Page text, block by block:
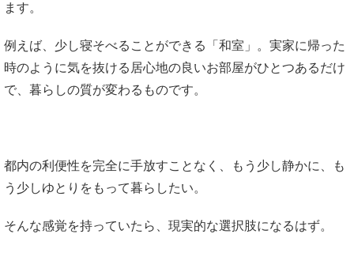
ます。
例えば、少し寝そべることができる「和室」。実家に帰った
時のように気を抜ける居心地の良いお部屋がひとつあるだけ
で、暮らしの質が変わるものです。
都内の利便性を完全に手放すことなく、もう少し静かに、も
う少しゆとりをもって暮らしたい。
そんな感覚を持っていたら、現実的な選択肢になるはず。